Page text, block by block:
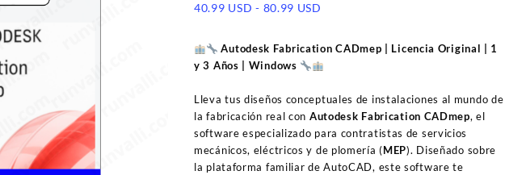
40.99 USD - 80.99 USD
precios:
40.99 USD
hasta
80.99 USD
Autodesk Fabrication CADmep | Licencia Original | 1
y 3 Años | Windows
Lleva tus diseños conceptuales de instalaciones al mundo de
la fabricación real con Autodesk Fabrication CADmep, el
software especializado para contratistas de servicios
mecánicos, eléctricos y de plomería (MEP). Diseñado sobre
la plataforma familiar de AutoCAD, este software te